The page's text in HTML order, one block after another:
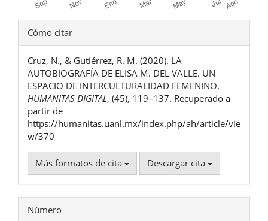
Detalles
del
artículo
Cómo citar
Cruz, N., & Gutiérrez, R. M. (2020). LA
AUTOBIOGRAFÍA DE ELISA M. DEL VALLE. UN
ESPACIO DE INTERCULTURALIDAD FEMENINO.
HUMANITAS DIGITAL, (45), 119–137. Recuperado a
partir de
https://humanitas.uanl.mx/index.php/ah/article/vie
w/370
Más formatos de cita Descargar cita
Número